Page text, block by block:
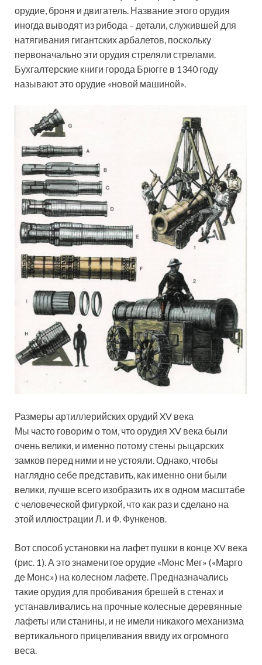
орудие, броня и двигатель. Название этого орудия
иногда выводят из рибода – детали, служившей для
натягивания гигантских арбалетов, поскольку
первоначально эти орудия стреляли стрелами.
Бухгалтерские книги города Брюгге в 1340 году
называют это орудие «новой машиной».
Размеры артиллерийских орудий XV века
Мы часто говорим о том, что орудия XV века были
очень велики, и именно потому стены рыцарских
замков перед ними и не устояли. Однако, чтобы
наглядно себе представить, как именно они были
велики, лучше всего изобразить их в одном масштабе
с человеческой фигуркой, что как раз и сделано на
этой иллюстрации Л. и Ф. Функенов.
Вот способ установки на лафет пушки в конце XV века
(рис. 1). А это знаменитое орудие «Монс Мег» («Марго
де Монс») на колесном лафете. Предназначались
такие орудия для пробивания брешей в стенах и
устанавливались на прочные колесные деревянные
лафеты или станины, и не имели никакого механизма
вертикального прицеливания ввиду их огромного
веса.